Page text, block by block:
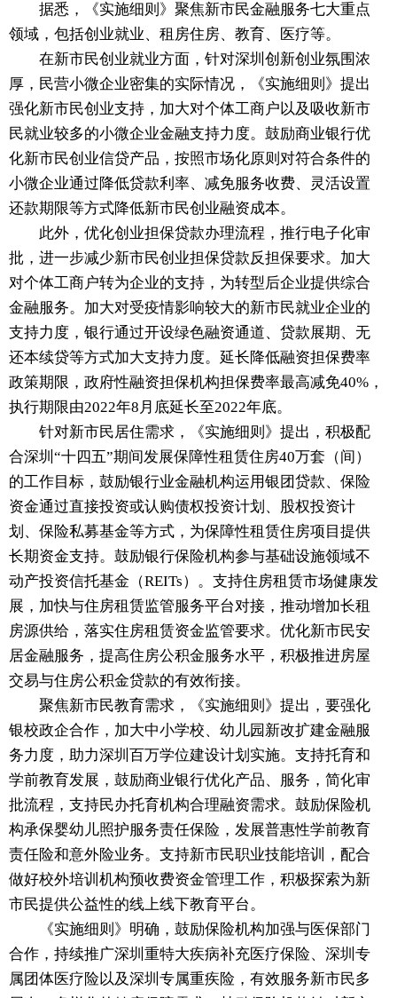
据悉，《实施细则》聚焦新市民金融服务七大重点
领域，包括创业就业、租房住房、教育、医疗等。
在新市民创业就业方面，针对深圳创新创业氛围浓
厚，民营小微企业密集的实际情况，《实施细则》提出
强化新市民创业支持，加大对个体工商户以及吸收新市
民就业较多的小微企业金融支持力度。鼓励商业银行优
化新市民创业信贷产品，按照市场化原则对符合条件的
小微企业通过降低贷款利率、减免服务收费、灵活设置
还款期限等方式降低新市民创业融资成本。
此外，优化创业担保贷款办理流程，推行电子化审
批，进一步减少新市民创业担保贷款反担保要求。加大
对个体工商户转为企业的支持，为转型后企业提供综合
金融服务。加大对受疫情影响较大的新市民就业企业的
支持力度，银行通过开设绿色融资通道、贷款展期、无
还本续贷等方式加大支持力度。延长降低融资担保费率
政策期限，政府性融资担保机构担保费率最高减免40%，
执行期限由2022年8月底延长至2022年底。
针对新市民居住需求，《实施细则》提出，积极配
合深圳“十四五”期间发展保障性租赁住房40万套（间）
的工作目标，鼓励银行业金融机构运用银团贷款、保险
资金通过直接投资或认购债权投资计划、股权投资计
划、保险私募基金等方式，为保障性租赁住房项目提供
长期资金支持。鼓励银行保险机构参与基础设施领域不
动产投资信托基金（REITs）。支持住房租赁市场健康发
展，加快与住房租赁监管服务平台对接，推动增加长租
房源供给，落实住房租赁资金监管要求。优化新市民安
居金融服务，提高住房公积金服务水平，积极推进房屋
交易与住房公积金贷款的有效衔接。
聚焦新市民教育需求，《实施细则》提出，要强化
银校政企合作，加大中小学校、幼儿园新改扩建金融服
务力度，助力深圳百万学位建设计划实施。支持托育和
学前教育发展，鼓励商业银行优化产品、服务，简化审
批流程，支持民办托育机构合理融资需求。鼓励保险机
构承保婴幼儿照护服务责任保险，发展普惠性学前教育
责任险和意外险业务。支持新市民职业技能培训，配合
做好校外培训机构预收费资金管理工作，积极探索为新
市民提供公益性的线上线下教育平台。
《实施细则》明确，鼓励保险机构加强与医保部门
合作，持续推广深圳重特大疾病补充医疗保险、深圳专
属团体医疗险以及深圳专属重疾险，有效服务新市民多